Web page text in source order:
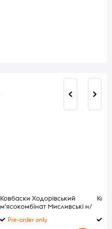
Ковбаски Ходорівський
м'ясокомбінат Мисливські н/
Pre-order only